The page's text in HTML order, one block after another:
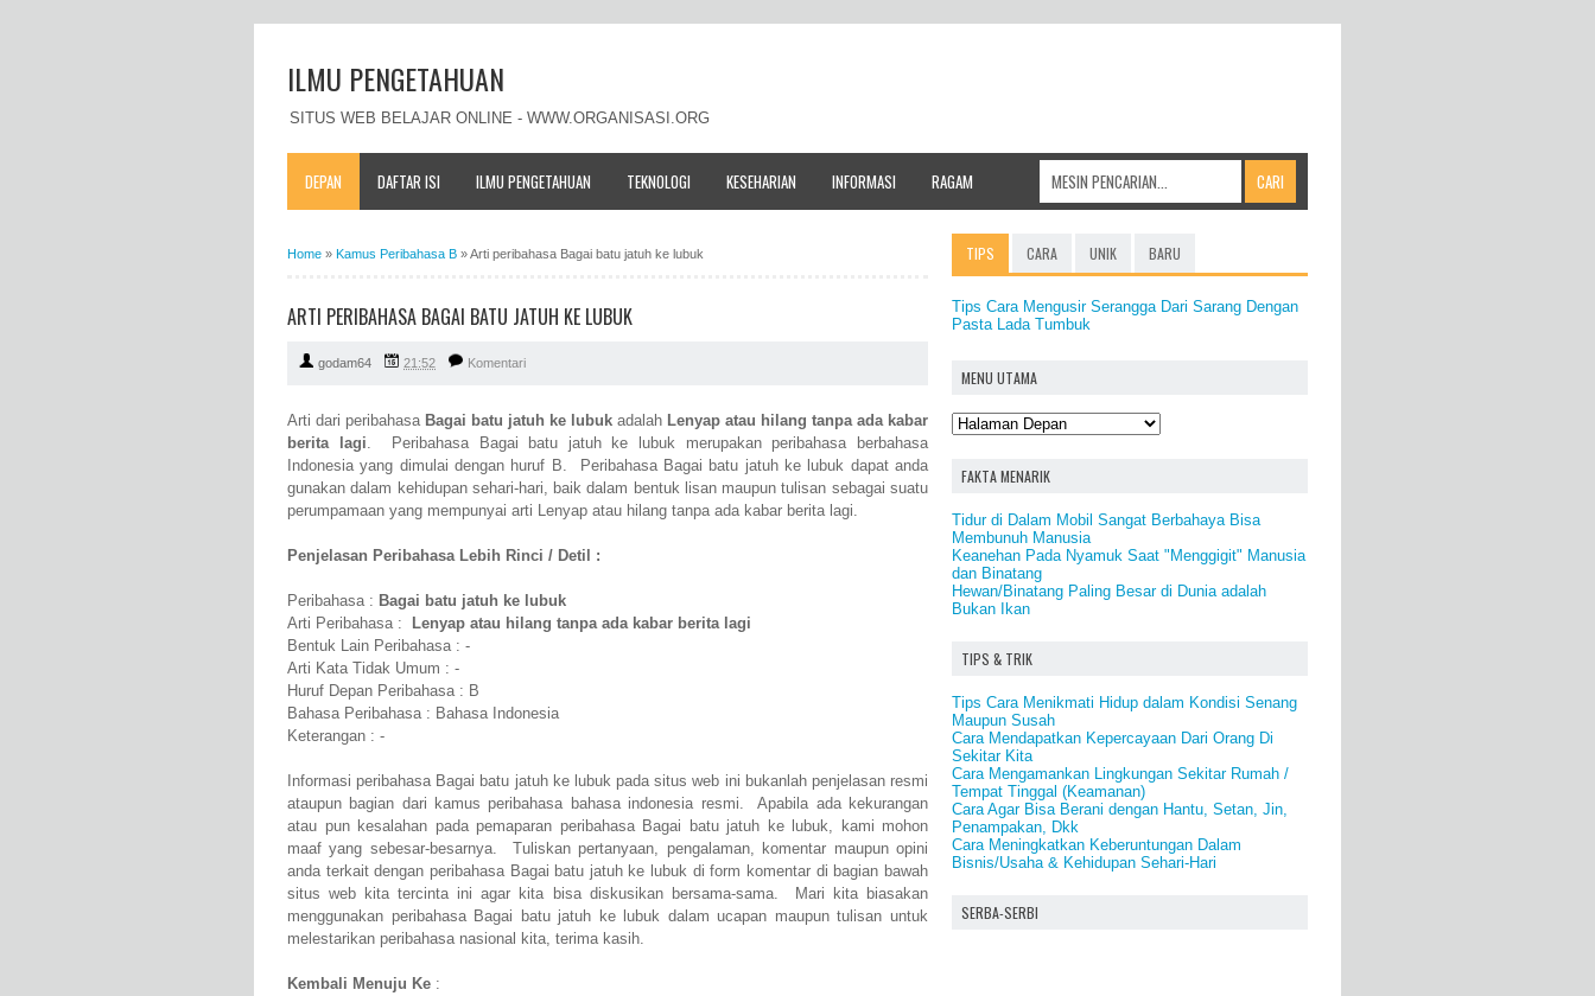
ILMU PENGETAHUAN
SITUS WEB BELAJAR ONLINE - WWW.ORGANISASI.ORG
DEPAN DAFTAR ISI ILMU PENGETAHUAN TEKNOLOGI KESEHARIAN INFORMASI RAGAM
Home » Kamus Peribahasa B »Arti peribahasa Bagai batu jatuh ke lubuk
ARTI PERIBAHASA BAGAI BATU JATUH KE LUBUK
godam64 21:52 Komentari
Arti dari peribahasa Bagai batu jatuh ke lubuk adalah Lenyap atau hilang tanpa ada kabar
berita lagi. Peribahasa Bagai batu jatuh ke lubuk merupakan peribahasa berbahasa
Indonesia yang dimulai dengan huruf B. Peribahasa Bagai batu jatuh ke lubuk dapat anda
gunakan dalam kehidupan sehari-hari, baik dalam bentuk lisan maupun tulisan sebagai suatu
perumpamaan yang mempunyai arti Lenyap atau hilang tanpa ada kabar berita lagi.
Penjelasan Peribahasa Lebih Rinci / Detil :
Peribahasa : Bagai batu jatuh ke lubuk
Arti Peribahasa :
Lenyap atau hilang tanpa ada kabar berita lagi
Bentuk Lain Peribahasa : -
Arti Kata Tidak Umum : -
Huruf Depan Peribahasa : B
Bahasa Peribahasa : Bahasa Indonesia
Keterangan : -
Informasi peribahasa Bagai batu jatuh ke lubuk pada situs web ini bukanlah penjelasan resmi
ataupun bagian dari kamus peribahasa bahasa indonesia resmi. Apabila ada kekurangan
atau pun kesalahan pada pemaparan peribahasa Bagai batu jatuh ke lubuk, kami mohon
maaf yang sebesar-besarnya. Tuliskan pertanyaan, pengalaman, komentar maupun opini
anda terkait dengan peribahasa Bagai batu jatuh ke lubuk di form komentar di bagian bawah
situs web kita tercinta ini agar kita bisa diskusikan bersama-sama. Mari kita biasakan
menggunakan peribahasa Bagai batu jatuh ke lubuk dalam ucapan maupun tulisan untuk
melestarikan peribahasa nasional kita, terima kasih.
Kembali Menuju Ke :
TIPS CARA UNIK BARU
Tips Cara Mengusir Serangga Dari Sarang Dengan
Pasta Lada Tumbuk
MENU UTAMA
FAKTA MENARIK
Tidur di Dalam Mobil Sangat Berbahaya Bisa
Membunuh Manusia
Keanehan Pada Nyamuk Saat "Menggigit" Manusia
dan Binatang
Hewan/Binatang Paling Besar di Dunia adalah
Bukan Ikan
TIPS & TRIK
Tips Cara Menikmati Hidup dalam Kondisi Senang
Maupun Susah
Cara Mendapatkan Kepercayaan Dari Orang Di
Sekitar Kita
Cara Mengamankan Lingkungan Sekitar Rumah /
Tempat Tinggal (Keamanan)
Cara Agar Bisa Berani dengan Hantu, Setan, Jin,
Penampakan, Dkk
Cara Meningkatkan Keberuntungan Dalam
Bisnis/Usaha & Kehidupan Sehari-Hari
SERBA-SERBI